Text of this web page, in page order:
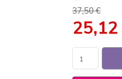
37,50 €
25,12